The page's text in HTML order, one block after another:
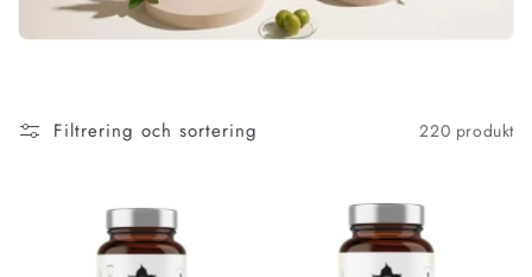
Filtrering och sortering 220 produkt